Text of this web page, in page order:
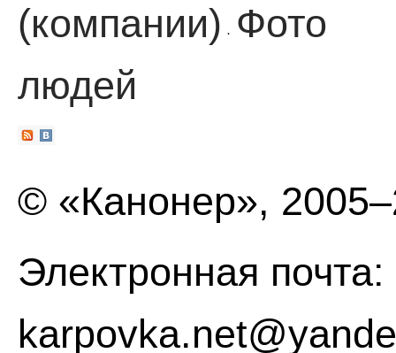
(компании)
·
Фото
людей
© «Канонер»,
Электронная почта: